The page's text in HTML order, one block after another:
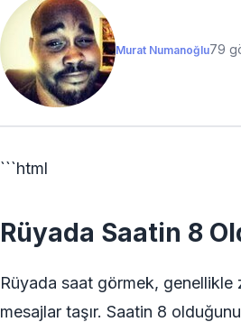
Murat Numanoğlu79
```html
Rüyada Saatin 8
Rüyada saat görmek, genellikle
mesajlar taşır. Saatin 8